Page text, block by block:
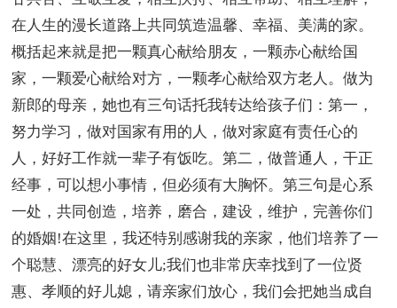
在人生的漫长道路上共同筑造温馨、幸福、美满的家。
概括起来就是把一颗真心献给朋友，一颗赤心献给国
家，一颗爱心献给对方，一颗孝心献给双方老人。做为
新郎的母亲，她也有三句话托我转达给孩子们：第一，
努力学习，做对国家有用的人，做对家庭有责任心的
人，好好工作就一辈子有饭吃。第二，做普通人，干正
经事，可以想小事情，但必须有大胸怀。第三句是心系
一处，共同创造，培养，磨合，建设，维护，完善你们
的婚姻!在这里，我还特别感谢我的亲家，他们培养了一
个聪慧、漂亮的好女儿;我们也非常庆幸找到了一位贤
惠、孝顺的好儿媳，请亲家们放心，我们会把她当成自